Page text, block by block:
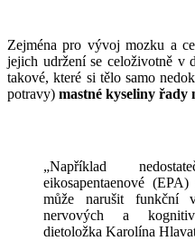
Zejména pro vývoj mozku a
jejich udržení se celoživotně v
takové, které si tělo samo
potravy) mastné kyseliny řady
„Například
eikosapentaenové
může narušit funkční
nervových a
dietoložka Karolína